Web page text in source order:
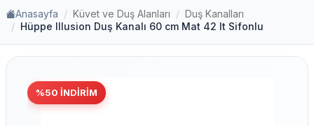
Anasayfa Küvet ve Duş Alanları
Duş Kanalları
Hüppe Illusion Duş Kanalı 60 cm Mat 42 lt Sifonlu
%50 İNDIRIM